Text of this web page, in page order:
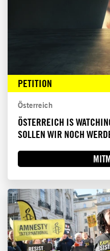
PETITION
Österreich
ÖSTERREICH IS
SOLLEN WIR NOCH